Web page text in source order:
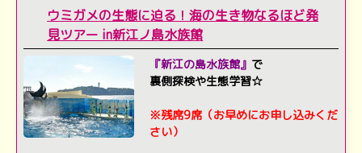
ウミガメの生態に迫る！海の生き物なるほど発
見ツアー in新江ノ島水族館
『新江の島水族館』 で
裏側探検や生態学習☆
※残席9席（お早めにお申し込みくだ
さい）